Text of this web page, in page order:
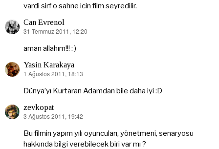
vardi sirf o sahne icin film seyredilir.
Can Evrenol
dedi
31 Temmuz 2011, 12:20
aman allahım!!! : )
Yasin Karakaya
dedi
1 Ağustos 2011, 18:13
Dünya’yı Kurtaran Adamdan bile daha iyi :D
zevkopat
dedi
3 Ağustos 2011, 19:42
Bu filmin yapım yılı oyuncuları, yönetmeni, senaryosu
hakkında bilgi verebilecek biri var mı ?